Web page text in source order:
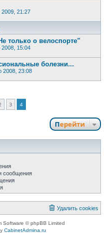
2009, 21:27
только о велоспорте"
2008, 15:04
болезни...
2008, 23:08
3 4
Перейти
сообщения
Удалить cookies
Software © phpBB Limited
CabinetAdmina.ru